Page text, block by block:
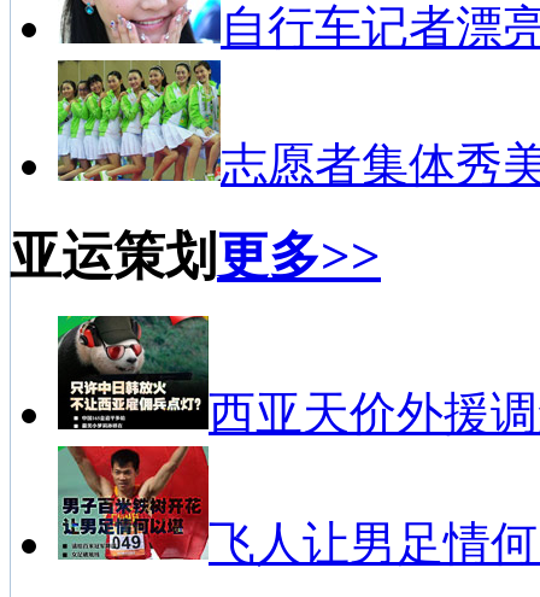
自行车记者漂
志愿者集体秀
亚运策划 更多>>
西亚天价外援
飞人让男足情